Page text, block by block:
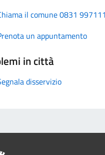
il comune 0831 997111
un appuntamento
in città
disservizio